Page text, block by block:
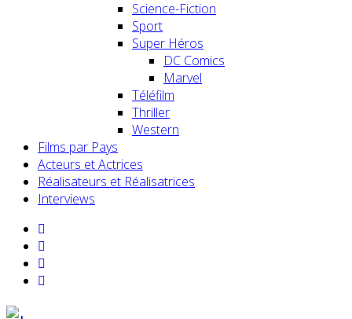
Science-Fiction
Sport
Super Héros
DC Comics
Marvel
Téléfilm
Thriller
Western
Films par Pays
Acteurs et Actrices
Réalisateurs et Réalisatrices
Interviews